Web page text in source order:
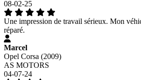
08-02-25
Une impression de travail sérieux. Mon
réparé.
Marcel
Opel Corsa (2009)
AS MOTORS
04-07-24